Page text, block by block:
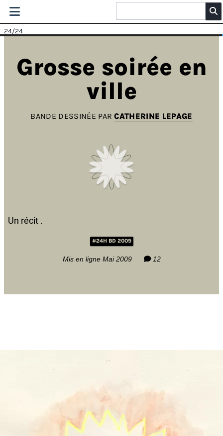
24/24
Grosse soirée en
ville
BANDE DESSINÉE PARCATHERINE LEPAGE
Un récit .
#24H BD 2009
Mis en ligne Mai 2009 12